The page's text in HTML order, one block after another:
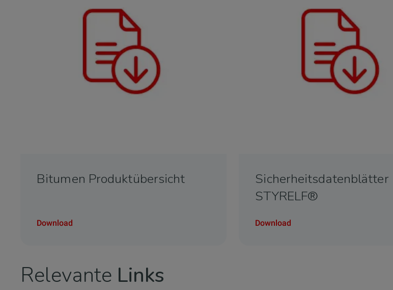
Bitumen Produktübersicht
Download
Sicherheitsdatenblätter
STYRELF®
Download
Relevante Links